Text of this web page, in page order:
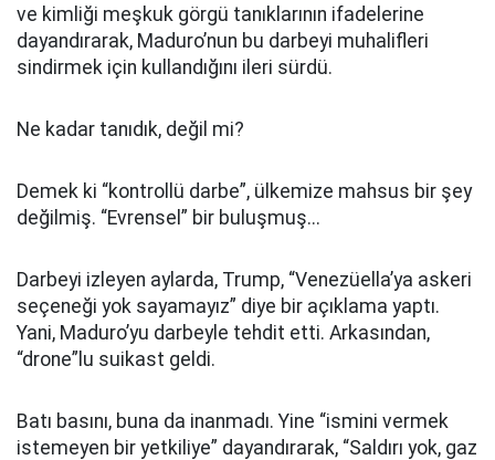
ve kimliği meşkuk görgü tanıklarının ifadelerine
dayandırarak, Maduro’nun bu darbeyi muhalifleri
sindirmek için kullandığını ileri sürdü.
Ne kadar tanıdık, değil mi?
Demek ki “kontrollü darbe”, ülkemize mahsus bir şey
değilmiş. “Evrensel” bir buluşmuş...
Darbeyi izleyen aylarda, Trump, “Venezüella’ya askeri
seçeneği yok sayamayız” diye bir açıklama yaptı.
Yani, Maduro’yu darbeyle tehdit etti. Arkasından,
“drone”lu suikast geldi.
Batı basını, buna da inanmadı. Yine “ismini vermek
istemeyen bir yetkiliye” dayandırarak, “Saldırı yok, gaz